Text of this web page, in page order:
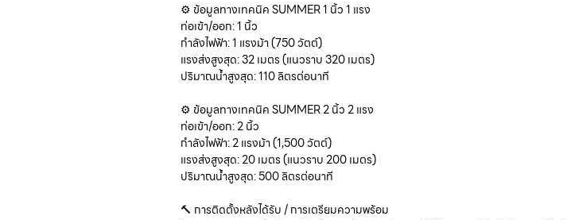
⚙️ ข้อมูลทางเทคนิค SUMMER 1 นิ้ว 1 แรง
ท่อเข้า/ออก: 1 นิ้ว
กำลังไฟฟ้า: 1 แรงม้า (750 วัตต์)
แรงส่งสูงสุด: 32 เมตร (แนวราบ 320 เมตร)
ปริมาณน้ำสูงสุด: 110 ลิตรต่อนาที
⚙️ ข้อมูลทางเทคนิค SUMMER 2 นิ้ว 2 แรง
ท่อเข้า/ออก: 2 นิ้ว
กำลังไฟฟ้า: 2 แรงม้า (1,500 วัตต์)
แรงส่งสูงสุด: 20 เมตร (แนวราบ 200 เมตร)
ปริมาณน้ำสูงสุด: 500 ลิตรต่อนาที
🔨 การติดตั้งหลังได้รับ / การเตรียมความพร้อม